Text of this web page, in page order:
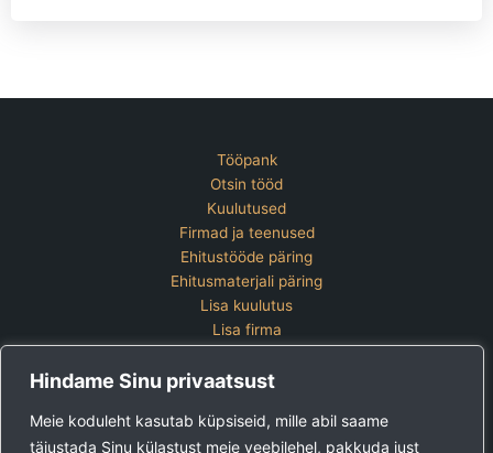
Hindame Sinu privaatsust
Meie koduleht kasutab küpsiseid, mille abil saame
täiustada Sinu külastust meie veebilehel, pakkuda just
Tööpank
Otsin tööd
Kuulutused
Firmad ja teenused
Ehitustööde päring
Ehitusmaterjali päring
Lisa kuulutus
Lisa firma
Kontakt
Lisa kuulutus
Vaata ettevõtete pakette